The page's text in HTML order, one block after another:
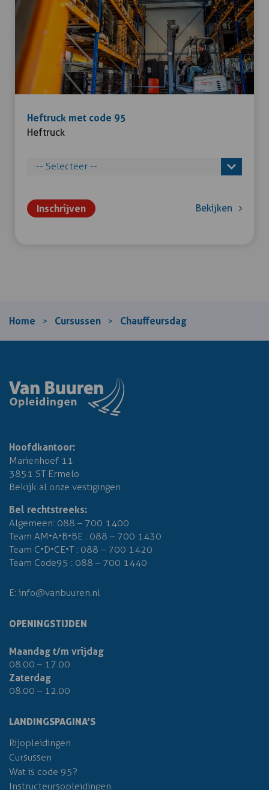
Heftruck met code 95
Heftruck
Inschrijven Bekijken
Home > Cursussen > Chauffeursdag
Hoofdkantoor:
Marienhoef 11
3851 ST Ermelo
Bekijk al onze vestigingen
Bel rechtstreeks:
Algemeen: 088 – 700 1400
Team AM•A•B•BE : 088 – 700 1430
Team C•D•CE•T : 088 – 700 1420
Team Code95 : 088 – 700 1440
E: info@vanbuuren.nl
OPENINGSTIJDEN
Maandag t/m vrijdag
08.00 – 17.00
Zaterdag
08.00 – 12.00
LANDINGSPAGINA’S
Rijopleidingen
Cursussen
Wat is code 95?
Instructeursopleidingen